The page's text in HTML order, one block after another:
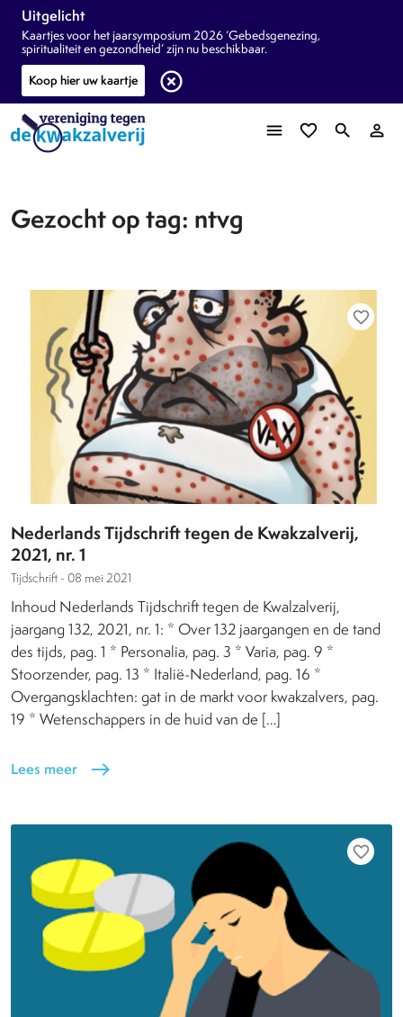
Uitgelicht
Kaartjes voor het jaarsymposium 2026 ‘Gebedsgenezing,
spiritualiteit en gezondheid’ zijn nu beschikbaar.
Koop hier uw kaartje
highlight_off
menu favorite_border search person_outline
Gezocht op tag: ntvg
favorite_border
Nederlands Tijdschrift tegen de Kwakzalverij,
2021, nr. 1
Tijdschrift - 08 mei 2021
Inhoud Nederlands Tijdschrift tegen de Kwalzalverij,
jaargang 132, 2021, nr. 1: * Over 132 jaargangen en de tand
des tijds, pag. 1 * Personalia, pag. 3 * Varia, pag. 9 *
Stoorzender, pag. 13 * Italië-Nederland, pag. 16 *
Overgangsklachten: gat in de markt voor kwakzalvers, pag.
19 * Wetenschappers in de huid van de […]
Lees meer east
favorite_border